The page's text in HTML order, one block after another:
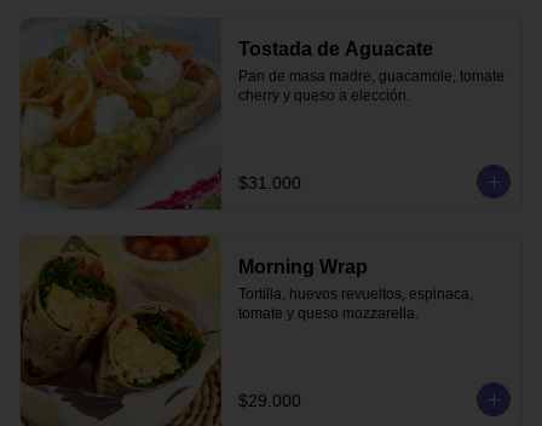
Tostada de Aguacate
Pan de masa madre, guacamole, tomate
cherry y queso a elección.
$31.000
Morning Wrap
Tortilla, huevos revueltos, espinaca,
tomate y queso mozzarella.
$29.000